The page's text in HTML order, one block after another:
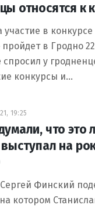
относятся к
участие в
пройдет в Гродно
спросил у
конкурсы и…
19:25
что это
на
Финский
на котором